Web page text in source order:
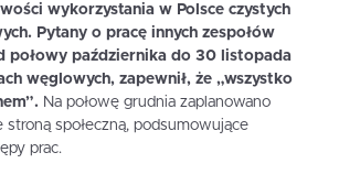
wykorzystania w Polsce czystych
Pytany o pracę innych zespołów
połowy października do 30 listopada
węglowych, zapewnił, że „wszystko
Na połowę grudnia zaplanowano
społeczną, podsumowujące
prac.